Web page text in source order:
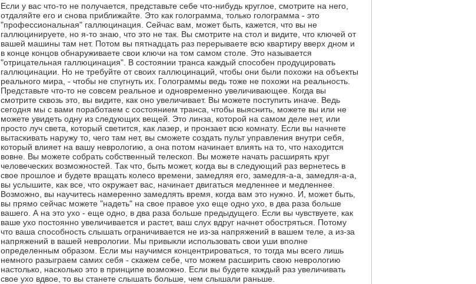
Если у вас что-то не получается, представьте себе что-нибудь круглое, смотрите на него,
отдаляйте его и снова приближайте. Это как голограмма, только голограмма - это
"профессиональная" галлюцинация. Сейчас вам, может быть, кажется, что вы не
галлюцинируете, но я-то знаю, что это не так. Вы смотрите на стол и видите, что ключей от
вашей машины там нет. Потом вы пятнадцать раз перерываете всю квартиру вверх дном и
в конце концов обнаруживаете свои ключи на том самом столе. Это называется
"отрицательная галлюцинация". В состоянии транса каждый способен продуцировать
галлюцинации. Но не требуйте от своих галлюцинаций, чтобы они были похожи на объекты
реального мира, - чтобы не спугнуть их. Голограммы ведь тоже не похожи на реальность.
Представьте что-то не совсем реальное и одновременно увеличивающее. Когда вы
смотрите сквозь это, вы видите, как оно увеличивает. Вы можете поступить иначе. Ведь
сегодня мы с вами поработаем с состоянием транса, чтобы выяснить, можете вы или не
можете увидеть одну из следующих вещей. Это линза, которой на самом деле нет, или
просто луч света, который светится, как лазер, и пронзает всю комнату. Если вы начнете
вытаскивать наружу то, чего там нет, вы сможете создать пульт управления внутри себя,
который влияет на вашу неврологию, а она потом начинает влиять на то, что находится
вовне. Вы можете собрать собственный телескоп. Вы можете начать расширять круг
человеческих возможностей. Так что, быть может, когда вы в следующий раз вернетесь в
свое прошлое и будете вращать колесо времени, замедляя его, замедля-а-а, замедля-а-а,
вы услышите, как все, что окружает вас, начинает двигаться медленнее и медленнее.
Возможно, вы научитесь намеренно замедлять время, когда вам это нужно. И, может быть,
вы прямо сейчас можете "надеть" на свое правое ухо еще одно ухо, в два раза больше
вашего. А на это ухо - еще одно, в два раза больше предыдущего. Если вы чувствуете, как
ваше ухо постоянно увеличивается и растет, ваш слух вдруг начнет обостряться. Потому
что ваша способность слышать ограничивается не из-за напряжений в вашем теле, а из-за
напряжений в вашей неврологии. Мы привыкли использовать свои уши вполне
определенным образом. Если мы научимся концентрироваться, то тогда мы всего лишь
немного разыграем самих себя - скажем себе, что можем расширить свою неврологию
настолько, насколько это в принципе возможно. Если вы будете каждый раз увеличивать
свое ухо вдвое, то вы станете слышать больше, чем слышали раньше.